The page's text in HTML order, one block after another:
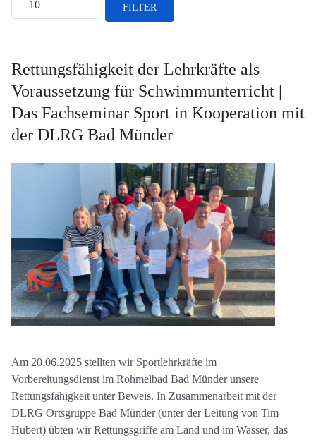
FILTER
Rettungsfähigkeit der Lehrkräfte als
Voraussetzung für Schwimmunterricht |
Das Fachseminar Sport in Kooperation mit
der DLRG Bad Münder
Am 20.06.2025 stellten wir Sportlehrkräfte im
Vorbereitungsdienst im Rohmelbad Bad Münder unsere
Rettungsfähigkeit unter Beweis. In Zusammenarbeit mit der
DLRG Ortsgruppe Bad Münder (unter der Leitung von Tim
Hubert) übten wir Rettungsgriffe am Land und im Wasser, das